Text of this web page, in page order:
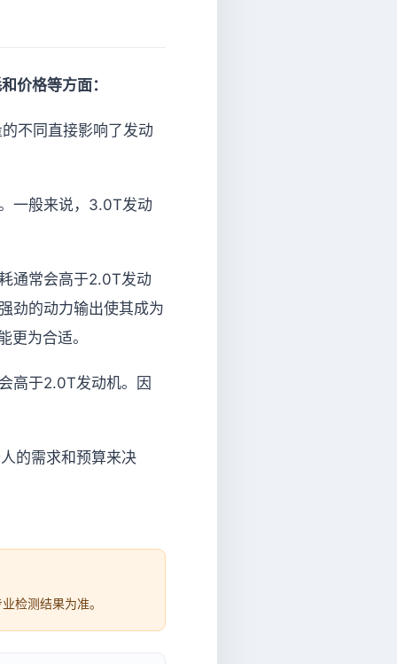
价格等方面：
不同直接影响了发动
一般来说，3.0T发动
通常会高于2.0T发动
劲的动力输出使其成为
为合适。
高于2.0T发动机。因
的需求和预算来决
检测结果为准。